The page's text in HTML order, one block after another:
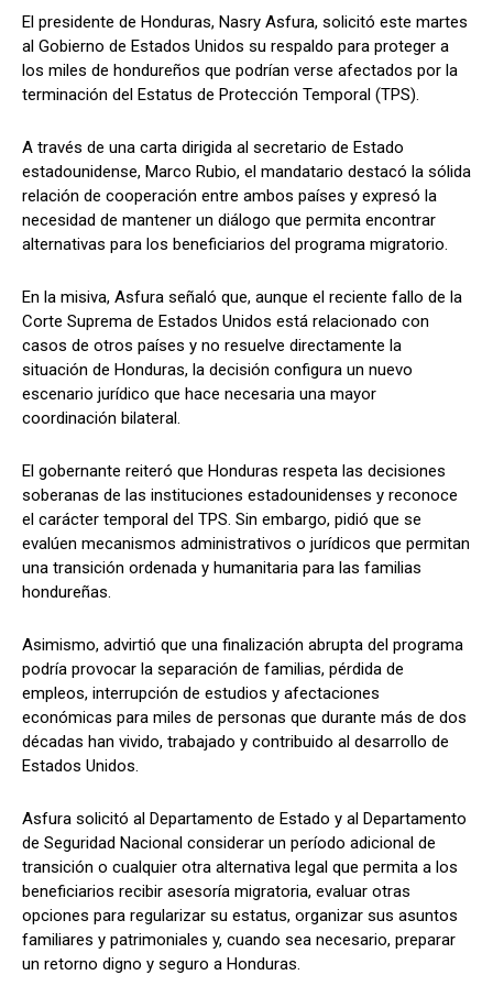
Comparta
Facebook X WhatsApp
Síganos
Comparta
Facebook X WhatsApp
Síganos
El presidente de Honduras, Nasry Asfura, solicitó este martes
al Gobierno de Estados Unidos su respaldo para proteger a
los miles de hondureños que podrían verse afectados por la
terminación del Estatus de Protección Temporal (TPS).
A través de una carta dirigida al secretario de Estado
estadounidense, Marco Rubio, el mandatario destacó la sólida
relación de cooperación entre ambos países y expresó la
necesidad de mantener un diálogo que permita encontrar
alternativas para los beneficiarios del programa migratorio.
En la misiva, Asfura señaló que, aunque el reciente fallo de la
Corte Suprema de Estados Unidos está relacionado con
casos de otros países y no resuelve directamente la
situación de Honduras, la decisión configura un nuevo
escenario jurídico que hace necesaria una mayor
coordinación bilateral.
El gobernante reiteró que Honduras respeta las decisiones
soberanas de las instituciones estadounidenses y reconoce
el carácter temporal del TPS. Sin embargo, pidió que se
evalúen mecanismos administrativos o jurídicos que permitan
una transición ordenada y humanitaria para las familias
hondureñas.
Asimismo, advirtió que una finalización abrupta del programa
podría provocar la separación de familias, pérdida de
empleos, interrupción de estudios y afectaciones
económicas para miles de personas que durante más de dos
décadas han vivido, trabajado y contribuido al desarrollo de
Estados Unidos.
Asfura solicitó al Departamento de Estado y al Departamento
de Seguridad Nacional considerar un período adicional de
transición o cualquier otra alternativa legal que permita a los
beneficiarios recibir asesoría migratoria, evaluar otras
opciones para regularizar su estatus, organizar sus asuntos
familiares y patrimoniales y, cuando sea necesario, preparar
un retorno digno y seguro a Honduras.